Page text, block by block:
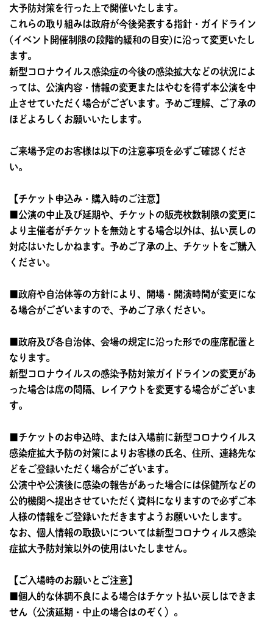
大予防対策を行った上で開催いたします。
これらの取り組みは政府が今後発表する指針・ガイドライン
(イベント開催制限の段階的緩和の目安)に沿って変更いたし
ます。
新型コロナウイルス感染症の今後の感染拡大などの状況によ
っては、公演内容・情報の変更またはやむを得ず本公演を中
止させていただく場合がございます。予めご理解、ご了承の
ほどよろしくお願いいたします。
ご来場予定のお客様は以下の注意事項を必ずご確認くださ
い。
【チケット申込み・購入時のご注意】
■公演の中止及び延期や、チケットの販売枚数制限の変更に
より主催者がチケットを無効とする場合以外は、払い戻しの
対応はいたしかねます。予めご了承の上、チケットをご購入
ください。
■政府や自治体等の方針により、開場・開演時間が変更にな
る場合がございますので、予めご了承ください。
■政府及び各自治体、会場の規定に沿った形での座席配置と
なります。
新型コロナウイルスの感染予防対策ガイドラインの変更があ
った場合は席の間隔、レイアウトを変更する場合がございま
す。
■チケットのお申込時、または入場前に新型コロナウイルス
感染症拡大予防の対策によりお客様の氏名、住所、連絡先な
どをご登録いただく場合がございます。
公演中や公演後に感染の報告があった場合には保健所などの
公的機関へ提出させていただく資料になりますので必ずご本
人様の情報をご登録いただきますようお願いいたします。
なお、個人情報の取扱いについては新型コロナウィルス感染
症拡大予防対策以外の使用はいたしません。
【ご入場時のお願いとご注意】
■個人的な体調不良による場合はチケット払い戻しはできま
せん（公演延期・中止の場合はのぞく）。